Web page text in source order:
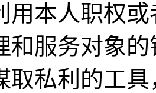
用本人职权
和服务对象
取私利的工